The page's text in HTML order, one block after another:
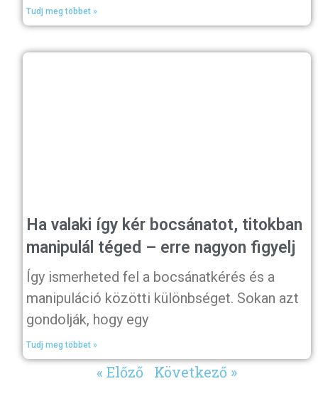
Tudj meg többet »
Ha valaki így kér bocsánatot, titokban
manipulál téged – erre nagyon figyelj
Így ismerheted fel a bocsánatkérés és a
manipuláció közötti különbséget. Sokan azt
gondolják, hogy egy
Tudj meg többet »
« Előző Következő »